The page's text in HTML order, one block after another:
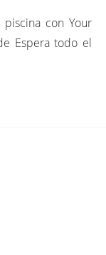
con Your
Espera todo el